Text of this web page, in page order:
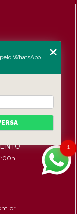
personalizados.
Paulo - SP - 06036-
1
pelo WhatsApp